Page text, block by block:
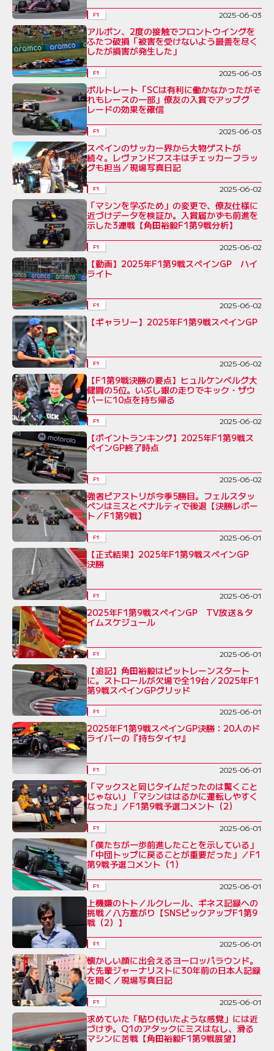
F1 2025-06-03
アルボン、2度の接触でフロントウイングを
ふたつ破損「被害を受けないよう最善を尽く
したが損害が発生した」
F1 2025-06-03
ボルトレート「SCは有利に働かなかったがそ
れもレースの一部」僚友の入賞でアップグ
レードの効果を確信
F1 2025-06-03
スペインのサッカー界から大物ゲストが
続々。レヴァンドフスキはチェッカーフラッ
グも担当／現場写真日記
F1 2025-06-02
「マシンを学ぶため」の変更で、僚友仕様に
近づけデータを検証か。入賞届かずも前進を
示した3連戦【角田裕毅F1第9戦分析】
F1 2025-06-02
【動画】2025年F1第9戦スペインGP ハイ
ライト
F1 2025-06-02
【ギャラリー】2025年F1第9戦スペインGP
F1 2025-06-02
【F1第9戦決勝の要点】ヒュルケンベルグ大
健闘の5位。いぶし銀の走りでキック・ザウ
バーに10点を持ち帰る
F1 2025-06-02
【ポイントランキング】2025年F1第9戦ス
ペインGP終了時点
F1 2025-06-02
強者ピアストリが今季5勝目。フェルスタッ
ペンはミスとペナルティで後退【決勝レポー
ト／F1第9戦】
F1 2025-06-01
【正式結果】2025年F1第9戦スペインGP
決勝
F1 2025-06-01
2025年F1第9戦スペインGP TV放送＆タ
イムスケジュール
F1 2025-06-01
【追記】角田裕毅はピットレーンスタート
に。ストロールが欠場で全19台／2025年F1
第9戦スペインGPグリッド
F1 2025-06-01
2025年F1第9戦スペインGP決勝：20人のド
ライバーの『持ちタイヤ』
F1 2025-06-01
「マックスと同じタイムだったのは驚くこと
じゃない」「マシンははるかに運転しやすく
なった」／F1第9戦予選コメント（2）
F1 2025-06-01
「僕たちが一歩前進したことを示している」
「中団トップに戻ることが重要だった」／F1
第9戦予選コメント（1）
F1 2025-06-01
上機嫌のトト／ルクレール、ギネス記録への
挑戦／八方塞がり【SNSピックアップF1第9
戦（2）】
F1 2025-06-01
懐かしい顔に出会えるヨーロッパラウンド。
大先輩ジャーナリストに30年前の日本人記録
を聞く／現場写真日記
F1 2025-06-01
求めていた「貼り付いたような感覚」には近
づけず。Q1のアタックにミスはなし、滑る
マシンに苦戦【角田裕毅F1第9戦展望】